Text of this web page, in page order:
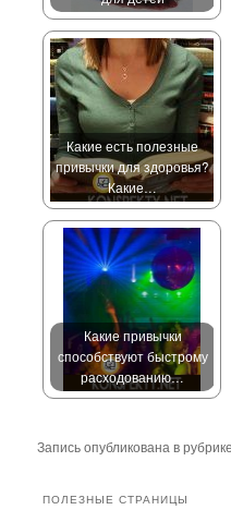
Какие есть полезные
привычки для здоровья?
Какие…
Какие привычки
способствуют быстрому
расходованию…
Запись опубликована в
ПОЛЕЗНЫЕ СТРАНИЦЫ